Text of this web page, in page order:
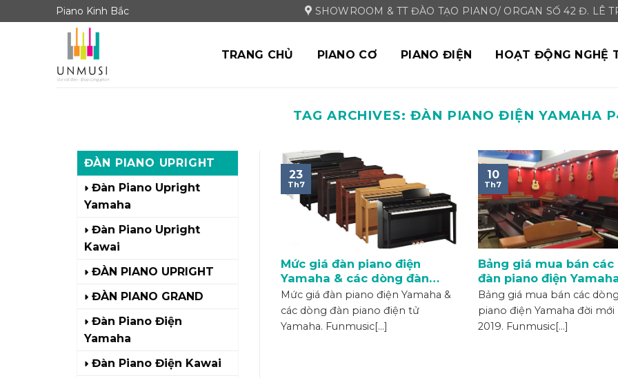
to
Piano Kinh Bắc SHOWROOM & TT ĐÀO TẠO PIANO/ ORGAN SỐ 42 Đ. LÊ
TRANG CHỦ PIANO CƠ PIANO ĐIỆN HOẠT ĐỘNG NGHỆ
TAG ARCHIVES: ĐÀN PIANO ĐIỆN YAMAHA
ĐÀN PIANO UPRIGHT
Đàn Piano Upright
Yamaha
Đàn Piano Upright
Kawai
ĐÀN PIANO UPRIGHT
ĐÀN PIANO GRAND
Đàn Piano Điện
Yamaha
Đàn Piano Điện Kawai
Mức giá đàn piano điện
Yamaha & các dòng đàn
piano điện tử Yamaha
Mức giá đàn piano điện Yamaha &
các dòng đàn piano điện tử
Yamaha. Funmusic[...]
23
Th7
Bảng giá mua bán các
đàn piano điện
mới nhất 2019
Bảng giá mua bán các
piano điện Yamaha đời mới
2019. Funmusic[...]
10
Th7